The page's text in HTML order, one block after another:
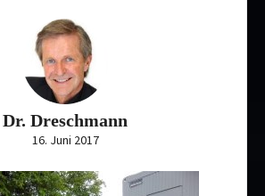
Dr. Dreschmann
16. Juni 2017